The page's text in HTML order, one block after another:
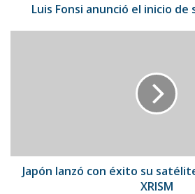
años"Luis Fonsi anunció el inicio de
XRISM
Japón lanzó con éxito su
XRISM